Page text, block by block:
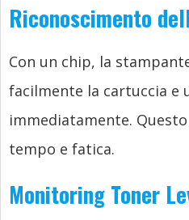
Riconoscimento
Con un chip, la
facilmente la cartuccia e
immediatamente.
tempo e fatica.
Monitoring Toner